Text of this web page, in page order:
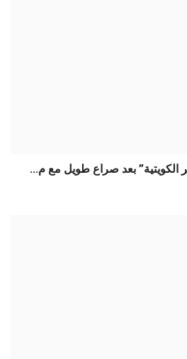
الكويتية” بعد صراع طويل مع م...